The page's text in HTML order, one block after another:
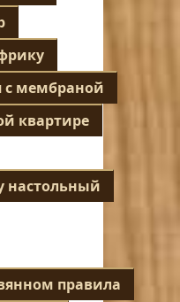
с мембраной
квартире
настольный
правила